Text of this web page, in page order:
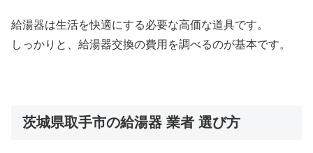
給湯器は生活を快適にする必要な高価な道具です。
しっかりと、給湯器交換の費用を調べるのが基本です。
茨城県取手市の給湯器 業者 選び方